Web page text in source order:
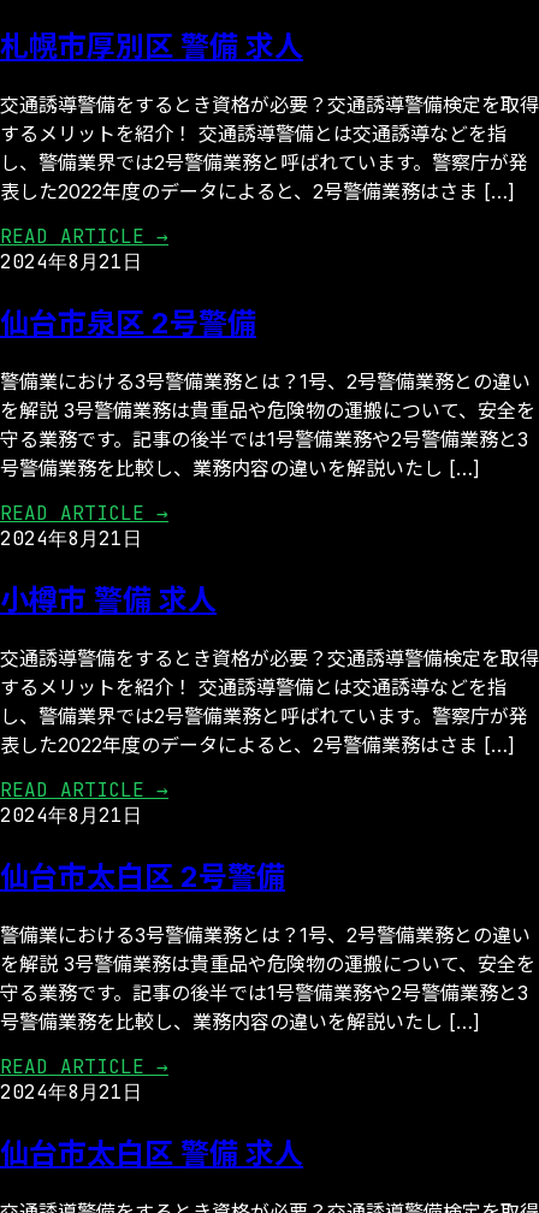
札幌市厚別区 警備 求人
交通誘導警備をするとき資格が必要？交通誘導警備検定を取得
するメリットを紹介！ 交通誘導警備とは交通誘導などを指
し、警備業界では2号警備業務と呼ばれています。警察庁が発
表した2022年度のデータによると、2号警備業務はさま […]
READ ARTICLE →
2024年8月21日
仙台市泉区 2号警備
警備業における3号警備業務とは？1号、2号警備業務との違い
を解説 3号警備業務は貴重品や危険物の運搬について、安全を
守る業務です。記事の後半では1号警備業務や2号警備業務と3
号警備業務を比較し、業務内容の違いを解説いたし […]
READ ARTICLE →
2024年8月21日
小樽市 警備 求人
交通誘導警備をするとき資格が必要？交通誘導警備検定を取得
するメリットを紹介！ 交通誘導警備とは交通誘導などを指
し、警備業界では2号警備業務と呼ばれています。警察庁が発
表した2022年度のデータによると、2号警備業務はさま […]
READ ARTICLE →
2024年8月21日
仙台市太白区 2号警備
警備業における3号警備業務とは？1号、2号警備業務との違い
を解説 3号警備業務は貴重品や危険物の運搬について、安全を
守る業務です。記事の後半では1号警備業務や2号警備業務と3
号警備業務を比較し、業務内容の違いを解説いたし […]
READ ARTICLE →
2024年8月21日
仙台市太白区 警備 求人